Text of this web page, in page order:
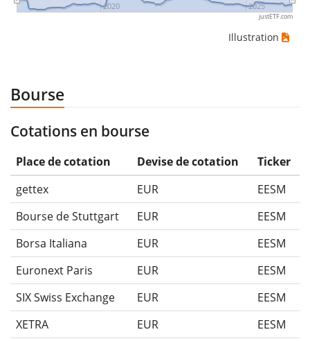
2020 2025
justETF.com
Illustration
Bourse
Cotations en bourse
Place de cotation Devise de cotation
Ticker
gettex
EUR
EESM
Bourse de Stuttgart
EUR
EESM
Borsa Italiana
EUR
EESM
Euronext Paris
EUR
EESM
SIX Swiss Exchange
EUR
EESM
XETRA
EUR EESM